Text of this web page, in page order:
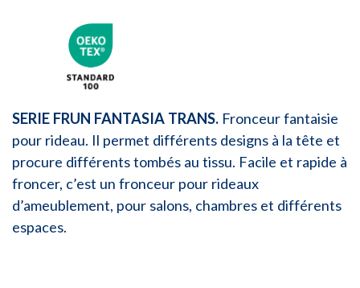
SERIE FRUN FANTASIA TRANS. Fronceur fantaisie
pour rideau. Il permet différents designs à la tête et
procure différents tombés au tissu. Facile et rapide à
froncer, c’est un fronceur pour rideaux
d’ameublement, pour salons, chambres et différents
espaces.